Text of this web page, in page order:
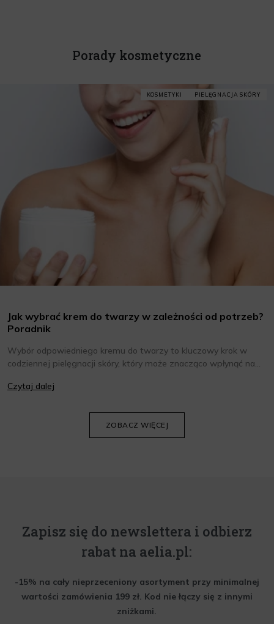
Porady kosmetyczne
KOSMETYKI PIELĘGNACJA SKÓRY
Jak wybrać krem do twarzy w zależności od potrzeb?
Poradnik
Wybór odpowiedniego kremu do twarzy to kluczowy krok w
codziennej pielęgnacji skóry, który może znacząco wpłynąć na
oraz wiedzieć, jak dopasować je do potrzeb własnej skóry.
Czytaj dalej
ZOBACZ WIĘCEJ
Zapisz się do newslettera i odbierz
rabat na aelia.pl:
-15% na cały nieprzeceniony asortyment przy minimalnej
wartości zamówienia 199 zł. Kod nie łączy się z innymi
zniżkami.